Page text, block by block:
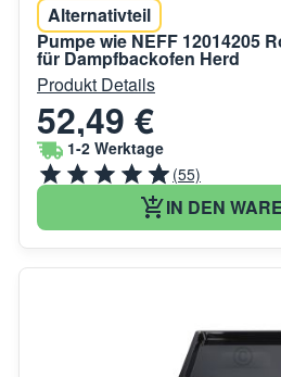
Alternativteil
Pumpe wie NEFF 12014205
für Dampfbackofen Herd
Produkt Details
52,49 €
1-2 Werktage
(55)
IN DEN